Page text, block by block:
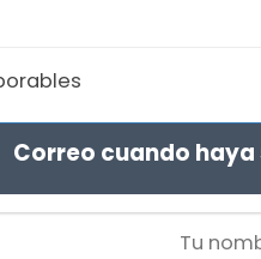
Correo cuando